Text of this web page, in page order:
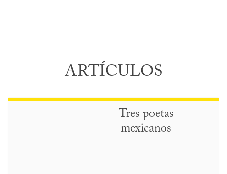
ARTÍCULOS
Tres poetas
mexicanos